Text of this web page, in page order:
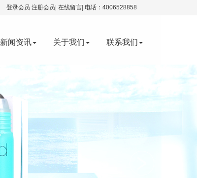
登录会员 注册会员 在线留言 电话：4006528858
新闻资讯 关于我们 联系我们